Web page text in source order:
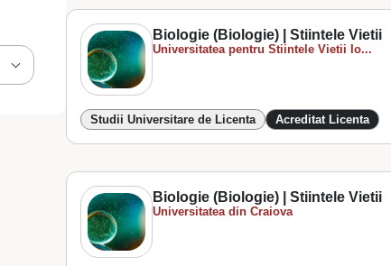
Biologie (Biologie) | Stiintele Vietii
Universitatea pentru Stiintele Vietii Io...
Studii Universitare de Licenta Acreditat Licenta
Biologie (Biologie) | Stiintele Vietii
Universitatea din Craiova